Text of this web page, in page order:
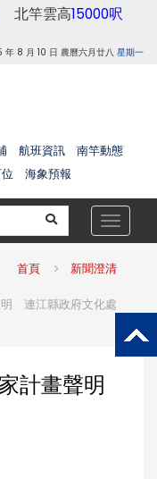
北竿雲高15000呎
年 8 月 10 日 農曆六月廿八星期一
航班資訊
南竿動態
海象預報
Toggle
首頁 新聞澄清
明 連江縣政府文化處
計畫聲明